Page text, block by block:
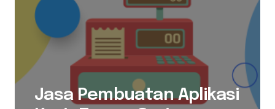
Jasa Pembuatan Aplikasi